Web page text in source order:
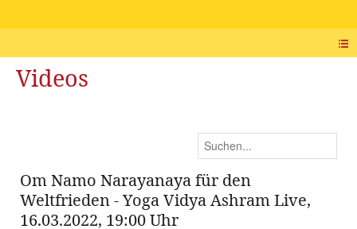
Videos
Om Namo Narayanaya für den
Weltfrieden - Yoga Vidya Ashram Live,
16.03.2022, 19:00 Uhr